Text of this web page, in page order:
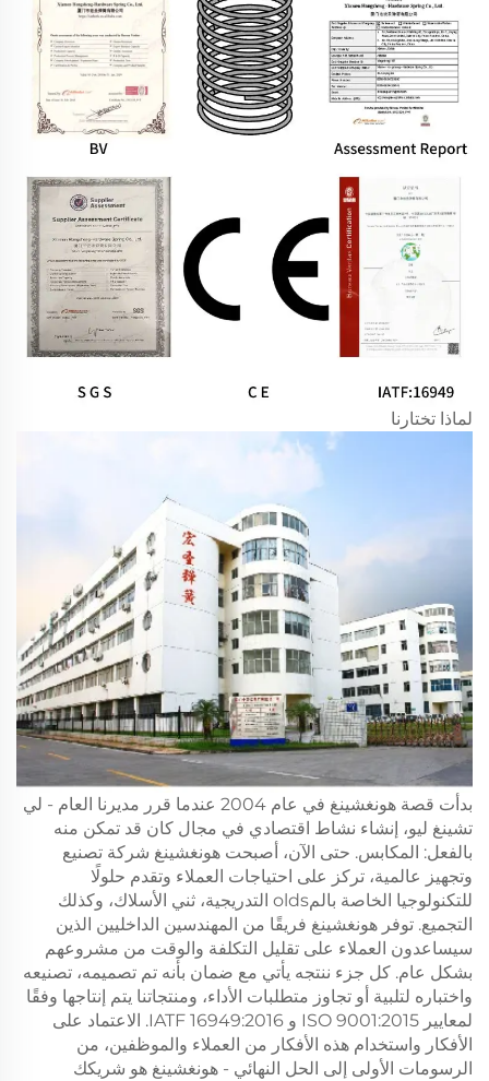
لماذا تختارنا
بدأت قصة هونغشينغ في عام 2004 عندما قرر مديرنا العام - لي
تشينغ ليو، إنشاء نشاط اقتصادي في مجال كان قد تمكن منه
بالفعل: المكابس. حتى الآن، أصبحت هونغشينغ شركة تصنيع
وتجهيز عالمية، تركز على احتياجات العملاء وتقدم حلولًا
للتكنولوجيا الخاصة بالمolds التدريجية، ثني الأسلاك، وكذلك
التجميع. توفر هونغشينغ فريقًا من المهندسين الداخليين الذين
سيساعدون العملاء على تقليل التكلفة والوقت من مشروعهم
بشكل عام. كل جزء ننتجه يأتي مع ضمان بأنه تم تصميمه، تصنيعه
واختباره لتلبية أو تجاوز متطلبات الأداء، ومنتجاتنا يتم إنتاجها وفقًا
لمعايير ISO 9001:2015 و IATF 16949:2016. الاعتماد على
الأفكار واستخدام هذه الأفكار من العملاء والموظفين، من
الرسومات الأولى إلى الحل النهائي - هونغشينغ هو شريكك